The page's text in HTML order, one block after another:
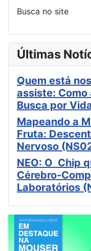
Busca no site
Últimas
Quem está
assiste: Como
Busca por
Mapeando a
Fruta:
Nervoso
NEO: O Chip
Cérebro-
Laboratórios